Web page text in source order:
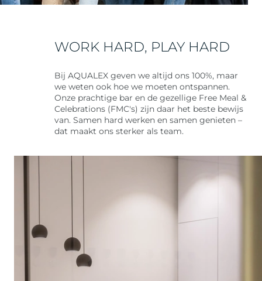
WORK HARD, PLAY HARD
Bij AQUALEX geven we altijd ons 100%, maar
we weten ook hoe we moeten ontspannen.
Onze prachtige bar en de gezellige Free Meal &
Celebrations (FMC's) zijn daar het beste bewijs
van. Samen hard werken en samen genieten –
dat maakt ons sterker als team.